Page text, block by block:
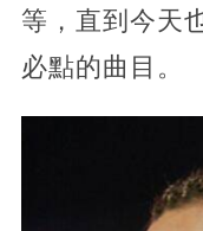
等，直到今天
必點的曲目。